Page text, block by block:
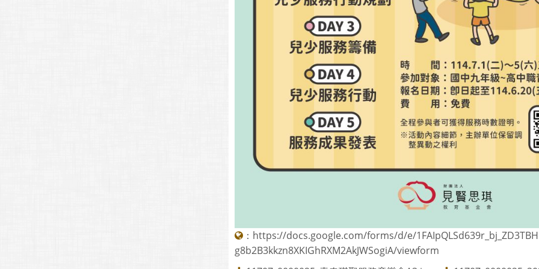
： https://docs.google.com/forms/d/e/
g8b2B3kkzn8XKIGhRXM2AkJWSogiA/viewform